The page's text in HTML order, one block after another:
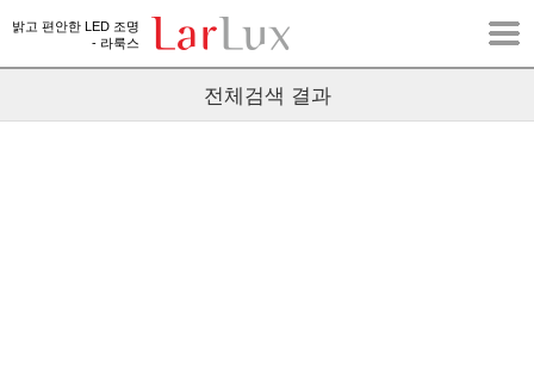
밝고 편안한 LED 조명
- 라룩스
전체검색 결과